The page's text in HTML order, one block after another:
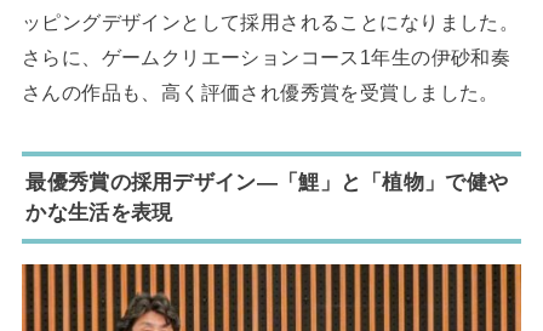
ッピングデザインとして採用されることになりました。
さらに、ゲームクリエーションコース1年生の伊砂和奏
さんの作品も、高く評価され優秀賞を受賞しました。
最優秀賞の採用デザイン―「鯉」と「植物」で健や
かな生活を表現